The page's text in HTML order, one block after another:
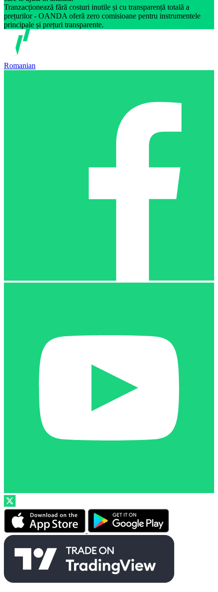
Tranzacționează fără costuri inutile și cu transparență totală a
prețurilor - OANDA oferă zero comisioane pentru instrumentele
principale și prețuri transparente.
Romanian